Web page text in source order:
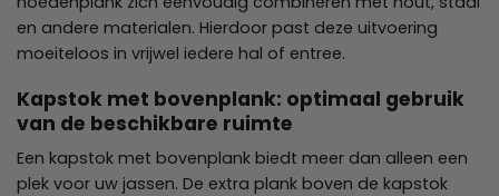
en andere materialen. Hierdoor past deze uitvoering
moeiteloos in vrijwel iedere hal of entree.
Kapstok met bovenplank: optimaal gebruik
van de beschikbare ruimte
Een kapstok met bovenplank biedt meer dan alleen een
plek voor uw jassen. De extra plank boven de kapstok